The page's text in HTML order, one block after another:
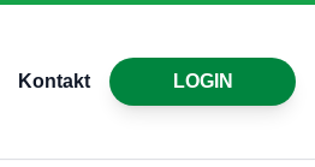
Kontakt LOGIN